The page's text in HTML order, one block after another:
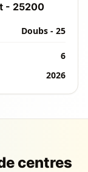
- 25200
Doubs - 25
6
2026
centres